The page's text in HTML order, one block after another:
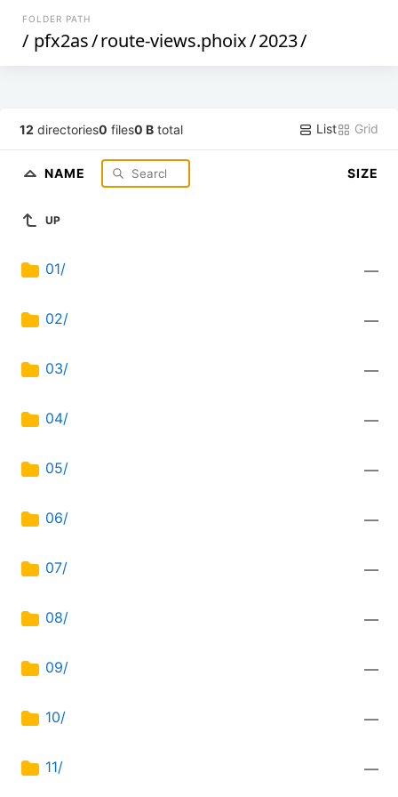
FOLDER PATH
/ pfx2as/route-views.phoix/2023/
12 directories0 files0 B total List Grid
NAME SIZE
UP
01/ —
02/ —
03/ —
04/ —
05/ —
06/ —
07/ —
08/ —
09/ —
10/ —
11/ —